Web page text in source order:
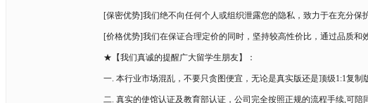
[保密优势]我们绝不向任何个人或组织泄露您的隐私，致力于在充分
[价格优势]我们在保证合理定价的同时，坚持较高性价比，通过品质和
★【我们真诚的提醒广大留学生朋友】：
一. 本行业市场混乱，不要只贪图便宜，无论是真实版还是顶级1:1复
二. 真实的使馆认证及教育部认证，公司完全按照正规的流程手续,可